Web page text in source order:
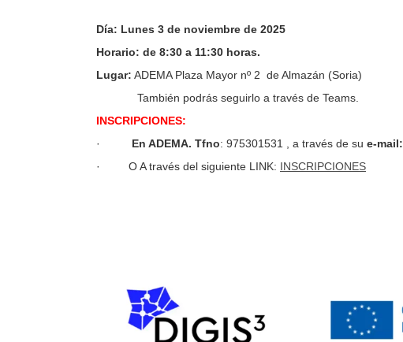
Día: Lunes 3 de noviembre de 2025
Horario: de 8:30 a 11:30 horas.
Lugar: ADEMA Plaza Mayor nº 2 de Almazán (Soria)
También podrás seguirlo a través de Teams.
INSCRIPCIONES:
· En ADEMA. Tfno: 975301531 , a través de su e-mail:
· O A través del siguiente LINK: INSCRIPCIONES